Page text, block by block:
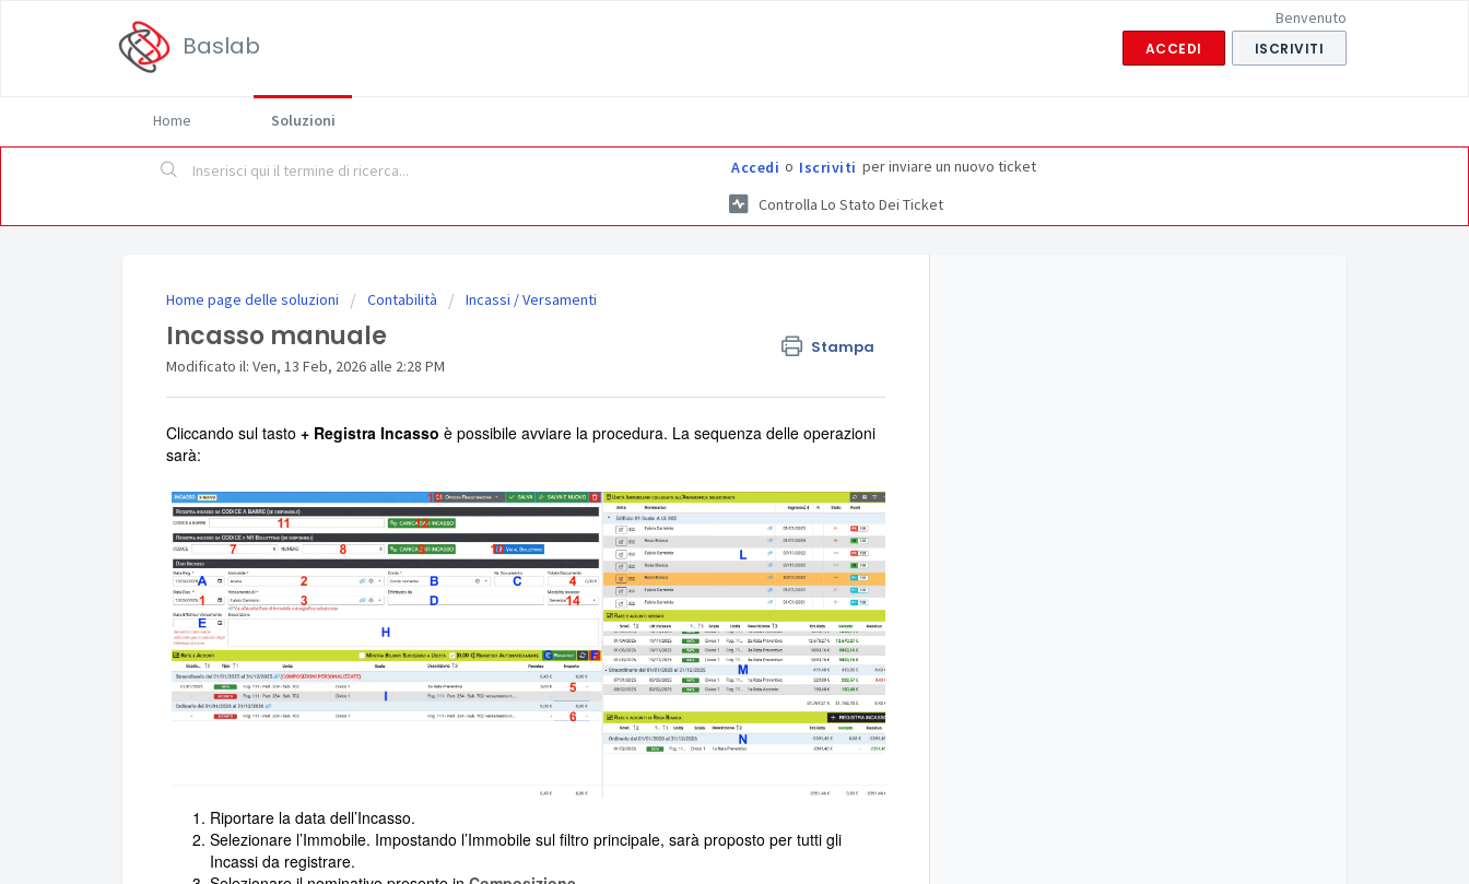
Baslab
Benvenuto
ACCEDI ISCRIVITI
Home Soluzioni
Accedi o Iscriviti per inviare un nuovo ticket
Controlla Lo Stato Dei Ticket
Home page delle soluzioni Contabilità Incassi / Versamenti
Incasso manuale Stampa
Modificato il: Ven, 13 Feb, 2026 alle 2:28 PM
Cliccando sul tasto + Registra Incasso è possibile avviare la procedura. La sequenza delle operazioni
sarà:
Riportare la data dell’Incasso.
Selezionare l’Immobile. Impostando l’Immobile sul filtro principale, sarà proposto per tutti gli
Incassi da registrare.